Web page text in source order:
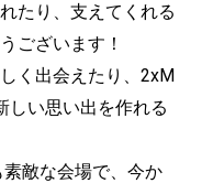
たり、支えてくれる
ございます！
く出会えたり、2xM
しい思い出を作れる
素敵な会場で、今か